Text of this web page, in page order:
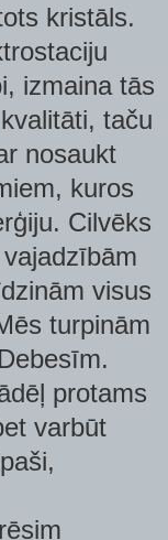
kristāls.
izmaina tās
taču
nosaukt
kuros
Cilvēks
visus
turpinām
protams
varbūt